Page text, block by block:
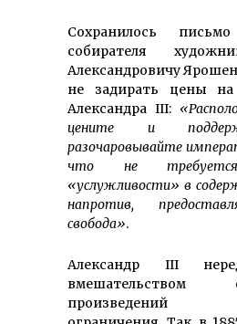
Сохранилось
собирателя
Александровичу
не задирать цены
Александра III:
цените и
разочаровывайте
что не требуется
«услужливости» в
напротив,
свобода».
Александр III
произведений